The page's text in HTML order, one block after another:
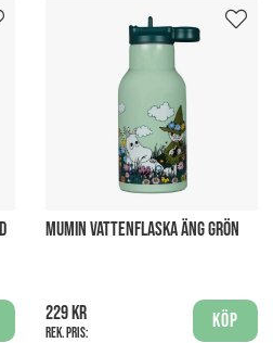
MUMIN VATTENFLASKA ÄNG GRÖN
229 kr
Rek. pris:
Köp